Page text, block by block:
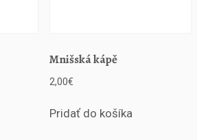
Mnišská kápě
2,00€
Pridať do košíka